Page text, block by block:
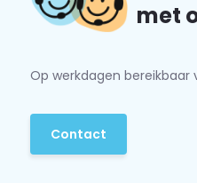
met
Op werkdagen bereikbaar
Contact